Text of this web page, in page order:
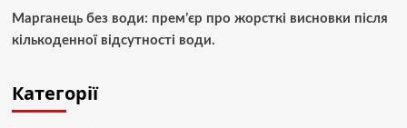
Марганець без води: прем’єр про жорсткі висновки після
кількоденної відсутності води.
Категорії